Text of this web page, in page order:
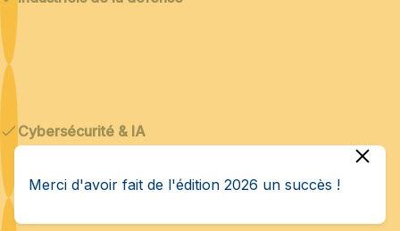
Cybersécurité & IA
Merci d'avoir fait de l'édition 2026 un succès !